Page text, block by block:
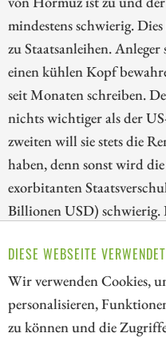
DIESE WEBSEITE
Wir verwenden Cookies,
personalisieren,
zu können und die
mindestens schwierig.
zu Staatsanleihen.
einen kühlen Kopf
seit Monaten schreiben.
nichts wichtiger als der
zweiten will sie stets die
haben, denn sonst wird
exorbitanten
Billionen USD) schwierig.
Wir blicken deshalb heute
Volatus Aerospace und 2G
ZUM KOMMENTAR